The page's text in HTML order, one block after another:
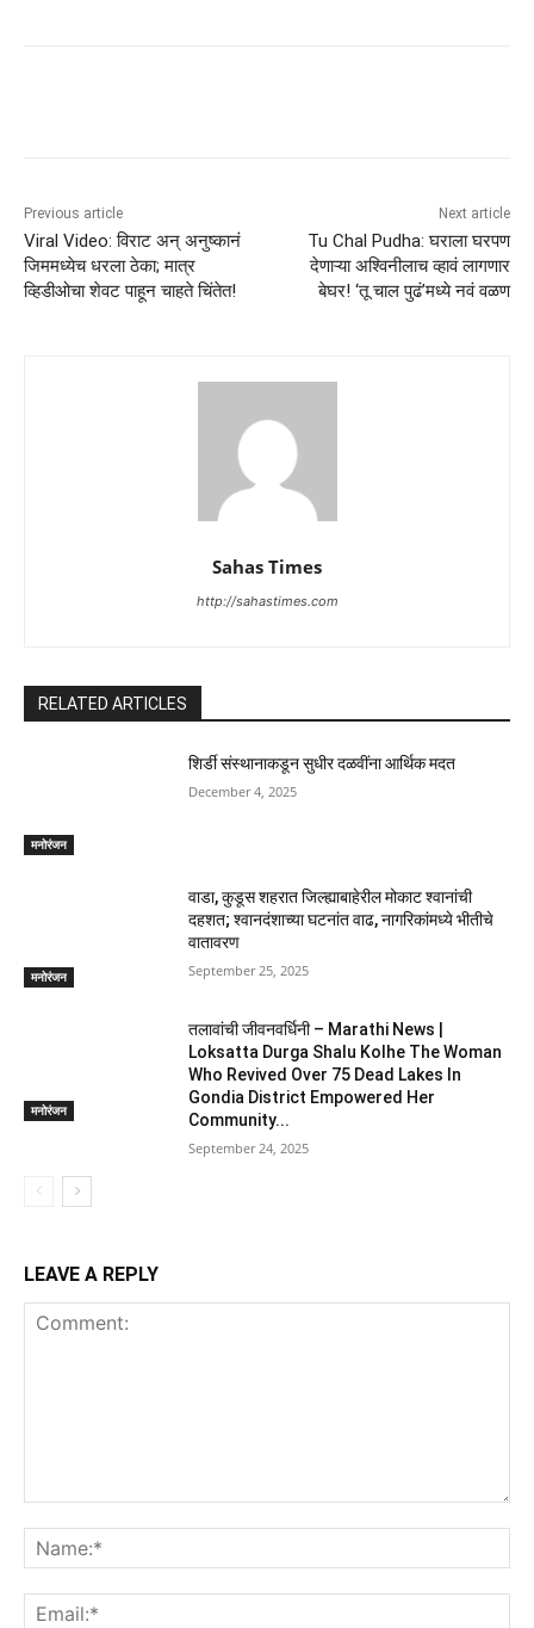
Previous article
Viral Video: विराट अन् अनुष्कानं
जिममध्येच धरला ठेका; मात्र
व्हिडीओचा शेवट पाहून चाहते चिंतेत!
Next article
Tu Chal Pudha: घराला घरपण
देणाऱ्या अश्विनीलाच व्हावं लागणार
बेघर! ‘तू चाल पुढं’मध्ये नवं वळण
Sahas Times
http://sahastimes.com
RELATED ARTICLES
मनोरंजन
शिर्डी संस्थानाकडून सुधीर दळवींना आर्थिक मदत
December 4, 2025
मनोरंजन
वाडा, कुडूस शहरात जिल्ह्याबाहेरील मोकाट श्वानांची
दहशत; श्वानदंशाच्या घटनांत वाढ, नागरिकांमध्ये भीतीचे
वातावरण
September 25, 2025
मनोरंजन
तलावांची जीवनवर्धिनी – Marathi News |
Loksatta Durga Shalu Kolhe The Woman
Who Revived Over 75 Dead Lakes In
Gondia District Empowered Her
Community...
September 24, 2025
LEAVE A REPLY